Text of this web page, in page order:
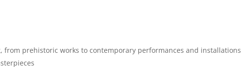
from prehistoric works to contemporary performances and installations